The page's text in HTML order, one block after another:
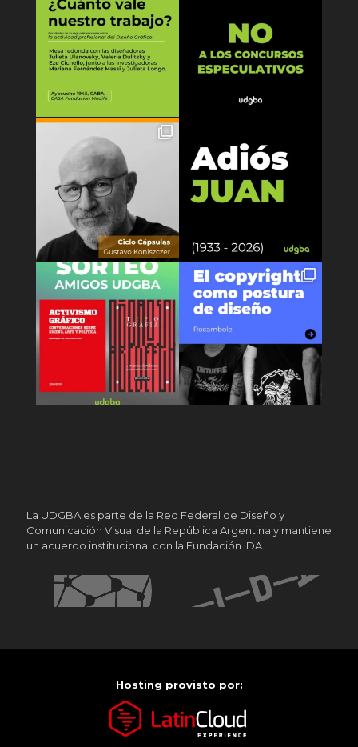
La UDGBA es parte de la Red Federal de Diseño y
Comunicación Visual de la República Argentina y mantiene
un acuerdo institucional con la Fundación IDA.
Hosting provisto por: